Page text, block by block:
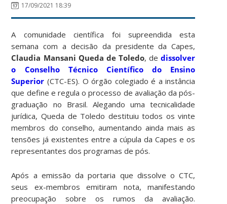
17/09/2021 18:39
A comunidade científica foi supreendida esta
semana com a decisão da presidente da Capes,
Claudia Mansani Queda de Toledo, dedissolver
o Conselho Técnico Científico do Ensino
Superior (CTC-ES). O órgão colegiado é a instância
que define e regula o processo de avaliação da pós-
graduação no Brasil. Alegando uma tecnicalidade
jurídica, Queda de Toledo destituiu todos os vinte
membros do conselho, aumentando ainda mais as
tensões já existentes entre a cúpula da Capes e os
representantes dos programas de pós.
Após a emissão da portaria que dissolve o CTC,
seus ex-membros emitiram nota, manifestando
preocupação sobre os rumos da avaliação.